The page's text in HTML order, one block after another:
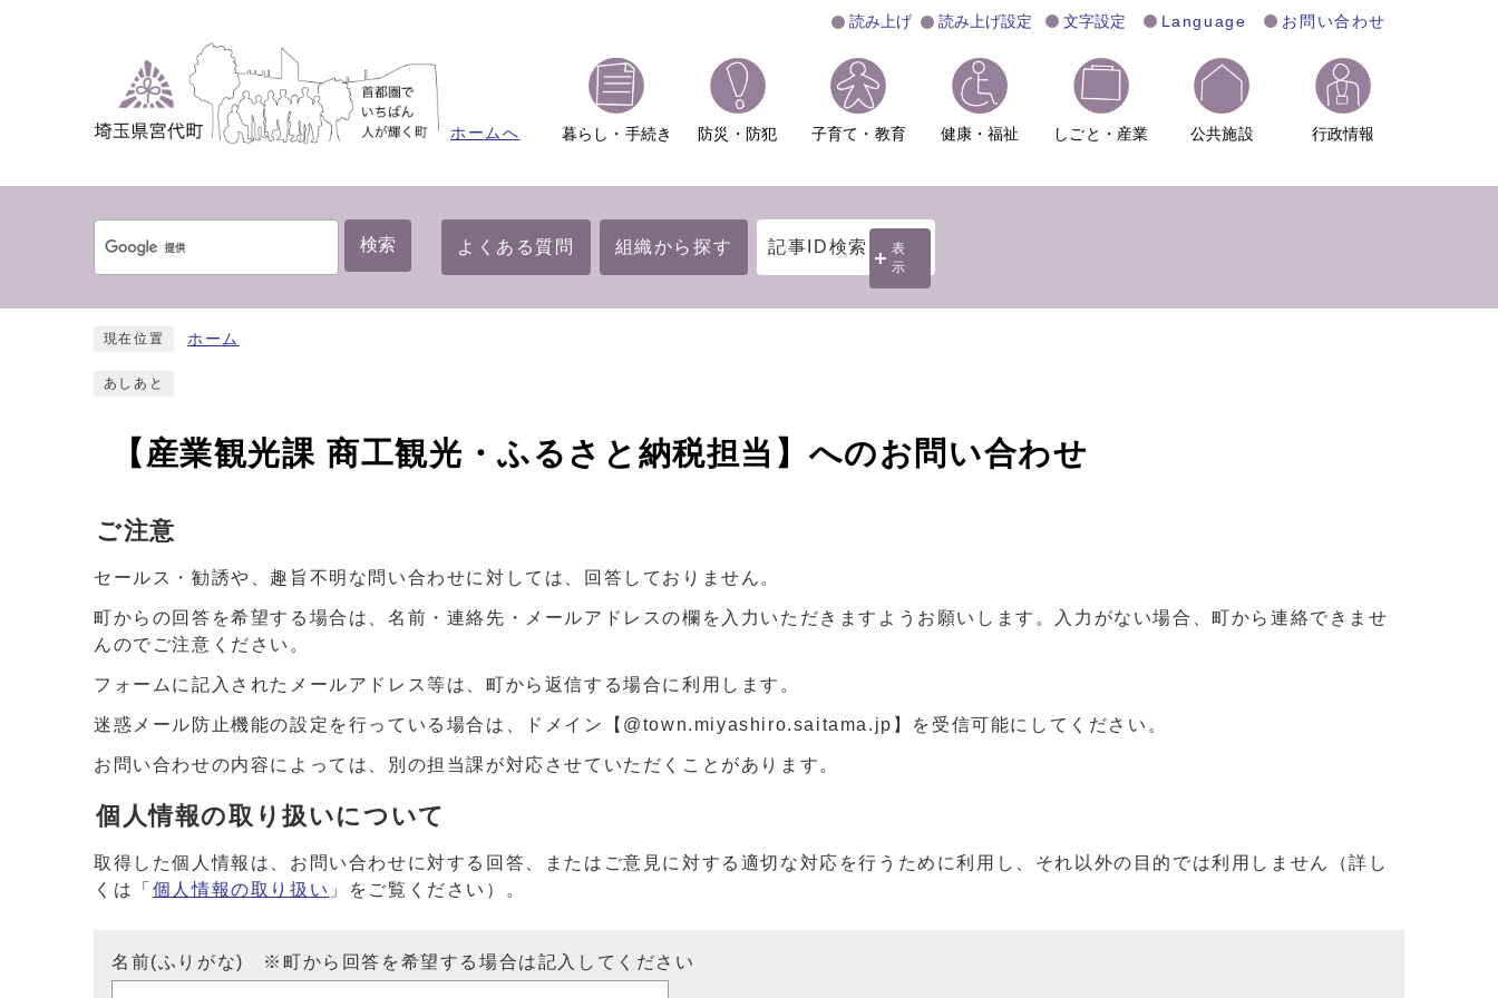
読み上げ 読み上げ設定 文字設定 Language お問い合わせ
ホームへ 暮らし・手続き 防災・防犯 子育て・教育 健康・福祉 しごと・産業 公共施設 行政情報
検索 よくある質問 組織から探す 記事ID検索
表
示
現在位置 ホーム
あしあと
【産業観光課 商工観光・ふるさと納税担当】へのお問い合わせ
ご注意
セールス・勧誘や、趣旨不明な問い合わせに対しては、回答しておりません。
町からの回答を希望する場合は、名前・連絡先・メールアドレスの欄を入力いただきますようお願いします。入力がない場合、町から連絡できませ
んのでご注意ください。
フォームに記入されたメールアドレス等は、町から返信する場合に利用します。
迷惑メール防止機能の設定を行っている場合は、ドメイン【@town.miyashiro.saitama.jp】を受信可能にしてください。
お問い合わせの内容によっては、別の担当課が対応させていただくことがあります。
個人情報の取り扱いについて
取得した個人情報は、お問い合わせに対する回答、またはご意見に対する適切な対応を行うために利用し、それ以外の目的では利用しません（詳し
くは「 個人情報の取り扱い 」をご覧ください）。
名前(ふりがな) ※町から回答を希望する場合は記入してください